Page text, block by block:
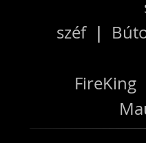
széf|
FireKing